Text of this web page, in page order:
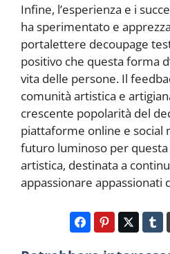
Infine, l’esperienza e i
ha sperimentato e
portalettere decoupage
positivo che questa forma
vita delle persone. Il
comunità artistica e
crescente popolarità del
piattaforme online e social
futuro luminoso per
artistica, destinata a
appassionare appassionati